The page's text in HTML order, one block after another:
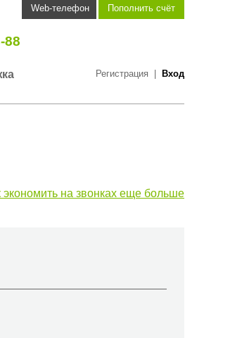
Web-телефон Пополнить счёт
88
Регистрация Вход
экономить на звонках еще больше